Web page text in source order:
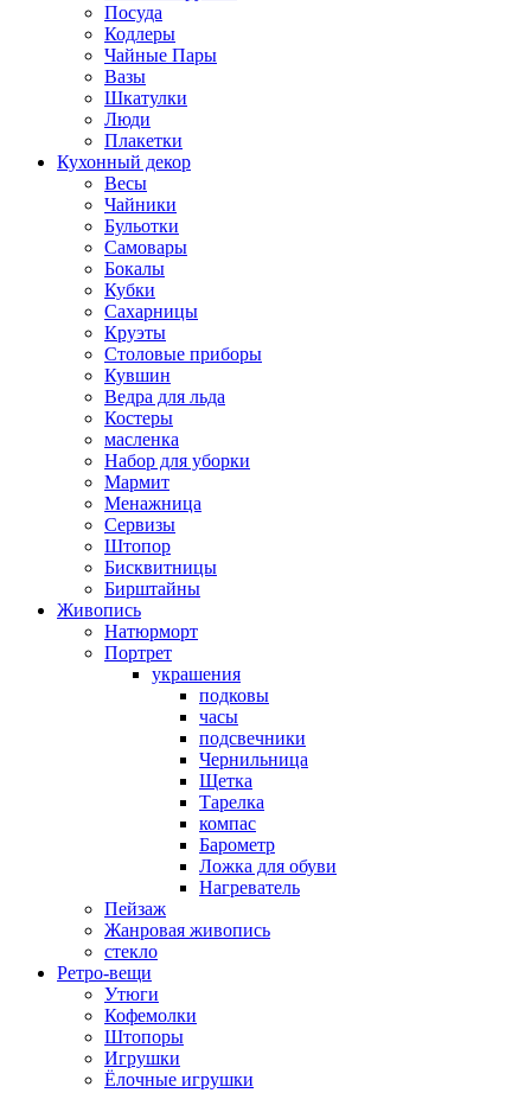
Посуда
Кодлеры
Чайные Пары
Вазы
Шкатулки
Люди
Плакетки
Кухонный декор
Весы
Чайники
Бульотки
Самовары
Бокалы
Кубки
Сахарницы
Круэты
Столовые приборы
Кувшин
Ведра для льда
Костеры
масленка
Набор для уборки
Мармит
Менажница
Сервизы
Штопор
Бисквитницы
Бирштайны
Живопись
Натюрморт
Портрет
украшения
подковы
часы
подсвечники
Чернильница
Щетка
Тарелка
компас
Барометр
Ложка для обуви
Нагреватель
Пейзаж
Жанровая живопись
стекло
Ретро-вещи
Утюги
Кофемолки
Штопоры
Игрушки
Ёлочные игрушки